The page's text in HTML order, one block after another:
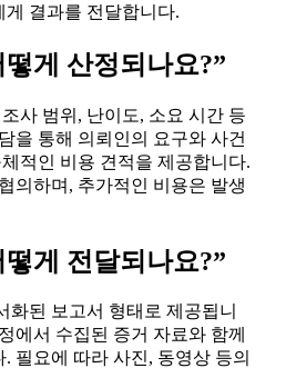
결과를 전달합니다.
게 산정되나요?”
사 범위, 난이도, 소요 시간 등
을 통해 의뢰인의 요구와 사건
적인 비용 견적을 제공합니다.
의하며, 추가적인 비용은 발생
게 전달되나요?”
화된 보고서 형태로 제공됩니
에서 수집된 증거 자료와 함께
필요에 따라 사진, 동영상 등의